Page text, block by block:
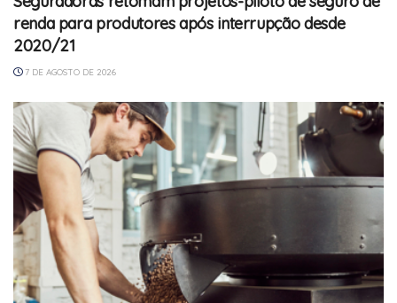
renda para produtores após interrupção desde
2020/21
7 DE AGOSTO DE 2026